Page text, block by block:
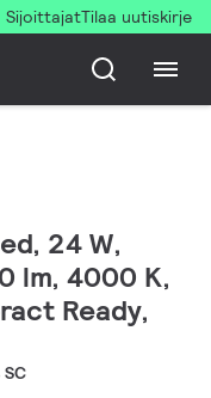
SijoittajatTilaa uutiskirje
24 W,
lm, 4000 K,
Ready,